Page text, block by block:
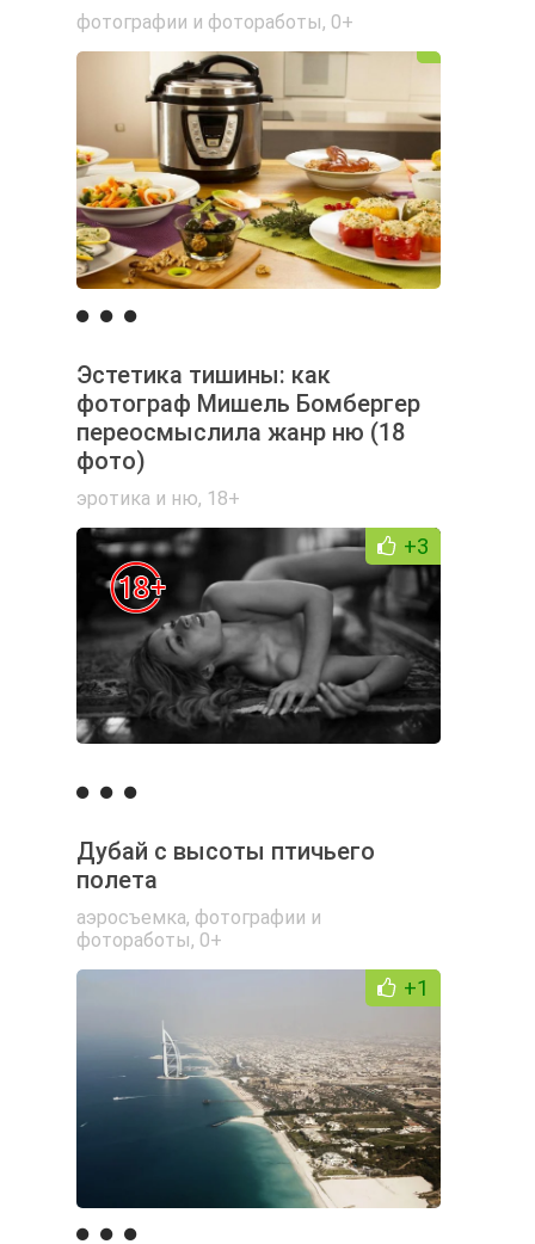
фотографии и фотоработы, 0+
Эстетика тишины: как
фотограф Мишель Бомбергер
переосмыслила жанр ню (18
фото)
эротика и ню, 18+
+3
Дубай с высоты птичьего
полета
аэросъемка, фотографии и
фотоработы, 0+
+1